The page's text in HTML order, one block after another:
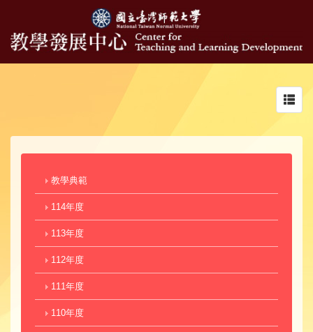
教學典範
114年度
113年度
112年度
111年度
110年度